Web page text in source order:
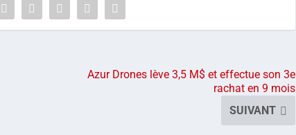
Azur Drones lève 3,5 M$ et effectue son 3e
rachat en 9 mois
SUIVANT